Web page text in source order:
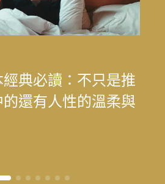
文化生態的永續旅
光新模式
變成女人，而是成
己」——最美律師樂
40 年修課
典必讀：不只是推
還有人性的溫柔與
出口的心情：林口
敏氣喘風溼科主治
書寫與渴望被理解
煒，在泛黃文史資
樂壇過往風華
甲子，「台灣鼓
臺灣主流音樂的時
學生到臺灣影視推
的可能
鍵後，花蓮觀光何
後兩年，觀光與永
題
文化生態的永續旅
光新模式
變成女人，而是成
己」——最美律師樂
40 年修課